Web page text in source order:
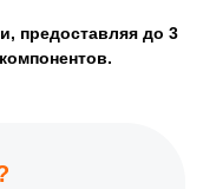
предоставляя до 3